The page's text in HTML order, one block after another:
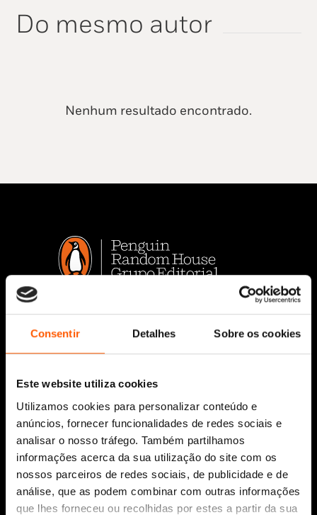
Consentir Detalhes Sobre os cookies
Este website utiliza cookies
Utilizamos cookies para personalizar conteúdo e
anúncios, fornecer funcionalidades de redes sociais e
analisar o nosso tráfego. Também partilhamos
informações acerca da sua utilização do site com os
nossos parceiros de redes sociais, de publicidade e de
análise, que as podem combinar com outras informações
que lhes forneceu ou recolhidas por estes a partir da sua
Do mesmo autor
Nenhum resultado encontrado.
Siga-nos:
Política de Cookies
Política de segurança e privacidade
Ajuda, Termos e Condições
© 2026 Penguin Random House Grupo Editorial
Unipessoal Lda.
Todos os direitos reservados.